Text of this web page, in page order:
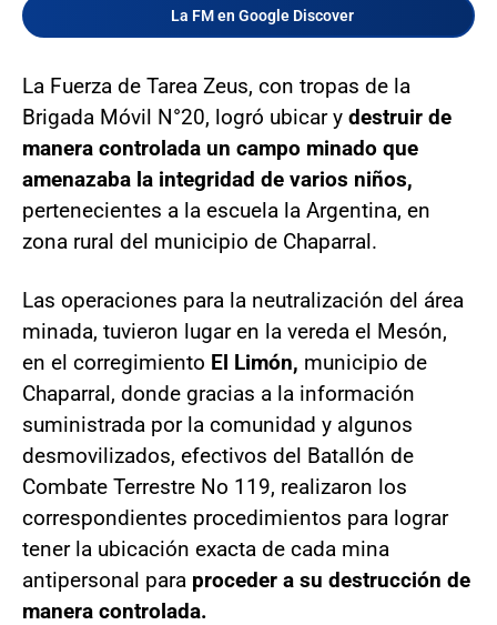
La FM en Google Discover
La Fuerza de Tarea Zeus, con tropas de la
Brigada Móvil N°20, logró ubicar y destruir de
manera controlada un campo minado que
amenazaba la integridad de varios niños,
pertenecientes a la escuela la Argentina, en
zona rural del municipio de Chaparral.
Las operaciones para la neutralización del área
minada, tuvieron lugar en la vereda el Mesón,
en el corregimiento El Limón, municipio de
Chaparral, donde gracias a la información
suministrada por la comunidad y algunos
desmovilizados, efectivos del Batallón de
Combate Terrestre No 119, realizaron los
correspondientes procedimientos para lograr
tener la ubicación exacta de cada mina
antipersonal para proceder a su destrucción de
manera controlada.